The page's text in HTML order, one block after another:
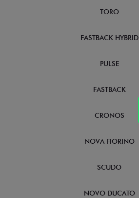
TORO
FASTBACK HYBRID
PULSE
FASTBACK
CRONOS
NOVA FIORINO
SCUDO
NOVO DUCATO